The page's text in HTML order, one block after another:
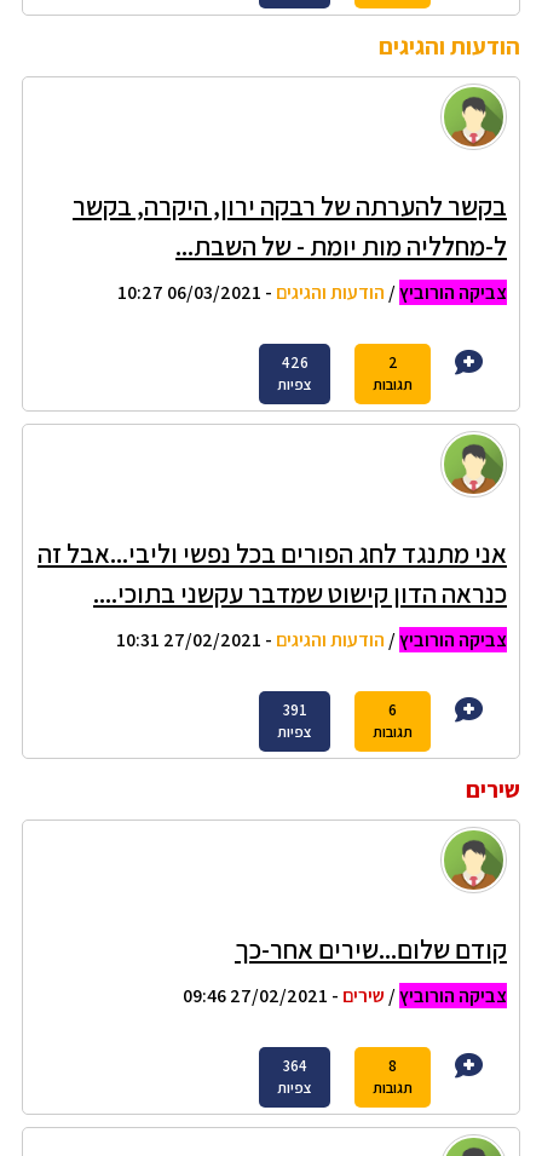
הודעות והגיגים
בקשר להערתה של רבקה ירון, היקרה, בקשר
ל-מחלליה מות יומת - של השבת...
צביקה הורוביץ/ הודעות והגיגים - 06/03/2021 10:27
2
תגובות
426
צפיות
אני מתנגד לחג הפורים בכל נפשי וליבי...אבל זה
כנראה הדון קישוט שמדבר עקשני בתוכי....
צביקה הורוביץ/ הודעות והגיגים - 27/02/2021 10:31
6
תגובות
391
צפיות
שירים
קודם שלום...שירים אחר-כך
צביקה הורוביץ/ שירים - 27/02/2021 09:46
8
תגובות
364
צפיות